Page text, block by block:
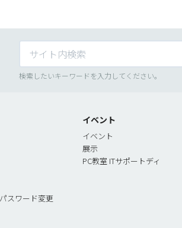
サイト内検索
検索したいキーワードを入力してください。
スワード変更
イベント
イベント
展示
PC教室 ITサポートディ